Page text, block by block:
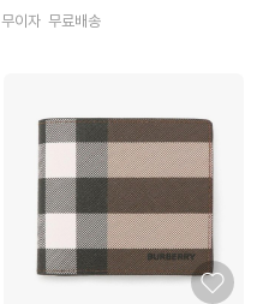
무이자 무료배송